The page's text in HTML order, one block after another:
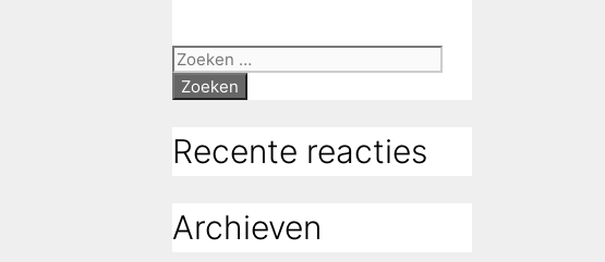
Zoek
naar:
Recente reacties
Archieven